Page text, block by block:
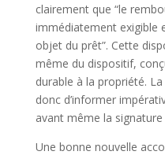
clairement que “le
immédiatement exigible
objet du prêt”. Cette
même du dispositif,
durable à la propriété.
donc d’informer
avant même la
Une bonne nouvelle